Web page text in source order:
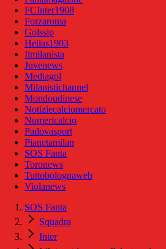
FCInter1908
Forzaroma
Golssip
Hellas1903
Ilmilanista
Juvenews
Mediagol
Milanistichannel
Mondoudinese
Notiziecalciomercato
Numericalcio
Padovasport
Pianetamilan
SOS Fanta
Toronews
Tuttobolognaweb
Violanews
SOS Fanta
Squadra
Inter